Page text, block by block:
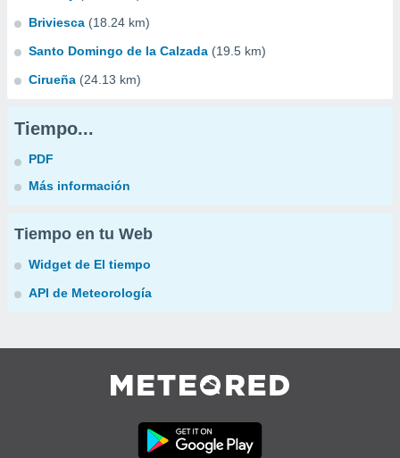
Briviesca (18.24 km)
Santo Domingo de la Calzada (19.5 km)
Cirueña (24.13 km)
Tiempo...
PDF
Más información
Tiempo en tu Web
Widget de El tiempo
API de Meteorología